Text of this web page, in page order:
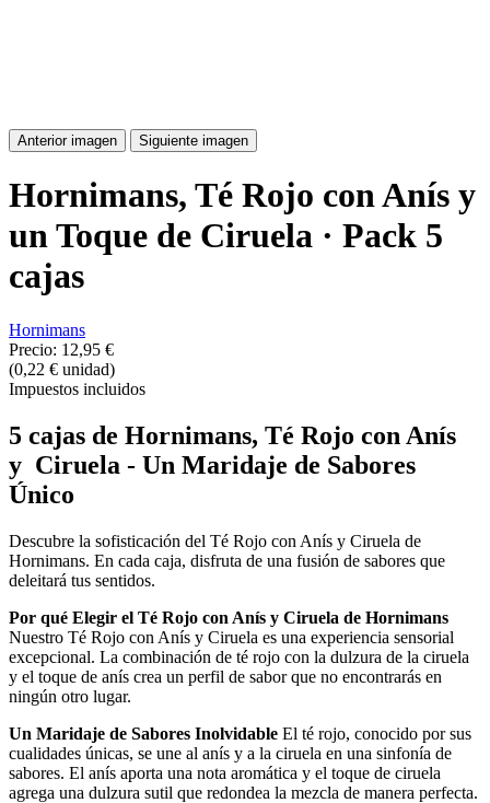
Anterior imagen Siguiente imagen
Hornimans, Té Rojo con Anís y
un Toque de Ciruela · Pack 5
cajas
Hornimans
Precio: 12,95 €
(0,22 € unidad)
Impuestos incluidos
5 cajas de Hornimans, Té Rojo con Anís
y Ciruela - Un Maridaje de Sabores
Único
Descubre la sofisticación del Té Rojo con Anís y Ciruela de
Hornimans. En cada caja, disfruta de una fusión de sabores que
deleitará tus sentidos.
Por qué Elegir el Té Rojo con Anís y Ciruela de Hornimans
Nuestro Té Rojo con Anís y Ciruela es una experiencia sensorial
excepcional. La combinación de té rojo con la dulzura de la ciruela
y el toque de anís crea un perfil de sabor que no encontrarás en
ningún otro lugar.
Un Maridaje de Sabores Inolvidable El té rojo, conocido por sus
cualidades únicas, se une al anís y a la ciruela en una sinfonía de
sabores. El anís aporta una nota aromática y el toque de ciruela
agrega una dulzura sutil que redondea la mezcla de manera perfecta.